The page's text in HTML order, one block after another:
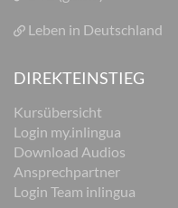
Leben in Deutschland
DIREKTEINSTIEG
Kursübersicht
Login my.inlingua
Download Audios
Ansprechpartner
Login Team inlingua